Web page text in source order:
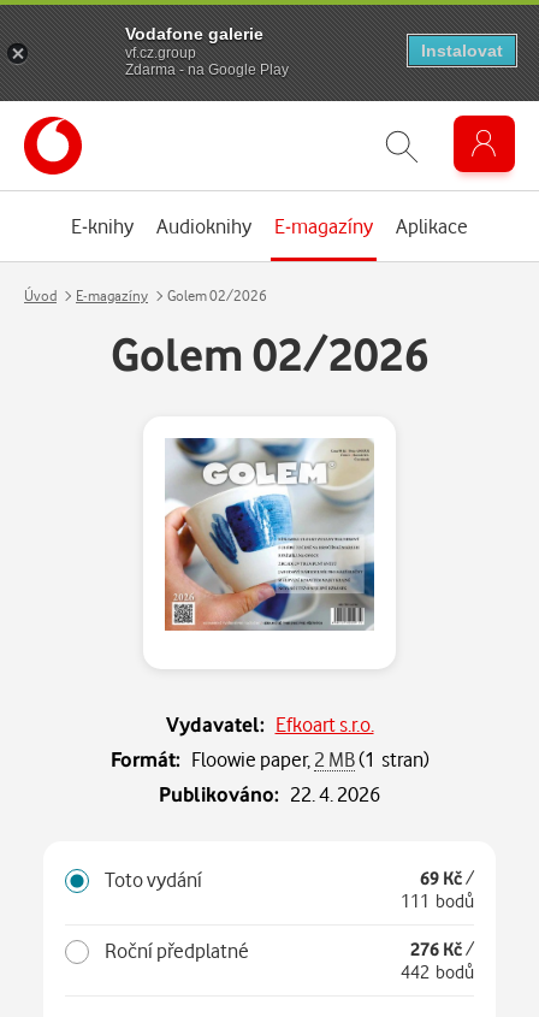
E-knihy Audioknihy E-magazíny Aplikace
Úvod E-magazíny Golem 02/2026
Golem 02/2026
Vydavatel: Efkoart s.r.o.
Formát: Floowie paper, 2 MB(1 stran)
Publikováno: 22. 4. 2026
Toto vydání 69 Kč/
111 bodů
Roční předplatné 276 Kč/
442 bodů
Vodafone galerie
vf.cz.group
Zdarma - na Google Play
Instalovat